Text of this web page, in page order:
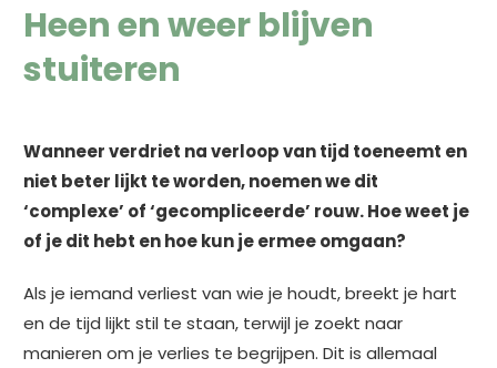
Heen en weer blijven
stuiteren
Wanneer verdriet na verloop van tijd toeneemt en
niet beter lijkt te worden, noemen we dit
‘complexe’ of ‘gecompliceerde’ rouw. Hoe weet je
of je dit hebt en hoe kun je ermee omgaan?
Als je iemand verliest van wie je houdt, breekt je hart
en de tijd lijkt stil te staan, terwijl je zoekt naar
manieren om je verlies te begrijpen. Dit is allemaal